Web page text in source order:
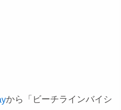
から「ビーチラインバイシ